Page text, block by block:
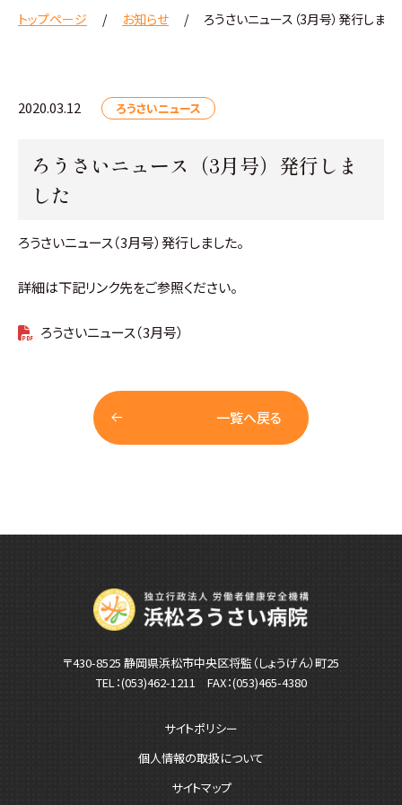
トップページ お知らせ ろうさいニュース（3月号）発行しまし
2020.03.12 ろうさいニュース
ろうさいニュース（3月号）発行しま
した
ろうさいニュース（3月号）発行しました。
詳細は下記リンク先をご参照ください。
ろうさいニュース（3月号）
一覧へ戻る
〒430-8525 静岡県浜松市中央区将監（しょうげん）町25
TEL：(053)462-1211 FAX：(053)465-4380
サイトポリシー
個人情報の取扱について
サイトマップ